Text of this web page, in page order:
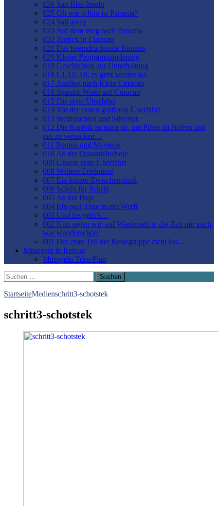
026 San Blas Inseln
025 Oh wie schön ist Panama?
024 Sail away
023 Auf dem Weg nach Panama
022 Zurück in Curacao
021 Das beeindruckende Bonaire
020 Kleine Programmänderung
019 Geschichten zur Unterhaltung
018 Ui, Ui, Ui, es geht wieder los
017 Ausflug nach Klein Curacao
016 Spanish Water auf Curacao
015 Die erste Überfahrt
014 Vor der ersten größeren Überfahrt
013 Weihnachten und Silvester
012 Die Karibik ist dazu da, um Pläne zu ändern und
um zu versacken…
011 Bequia und Mayreau
010 An der Quarantäneboje
009 Unsere erste Überfahrt
008 Weitere Erlebnisse
007 Ein kurzer Zwischenstand
006 Schritt für Schritt
005 An der Boje
004 Ein paar Tage in der Werft
003 Und los geht’s…
002 Nun sagen wir, auf Wiederseh’n, die Zeit mir euch,
war wunderschön!
001 Der erste Teil der Reisegruppe zieht los…
Mitsegeln & Retreat
Mitsegeln Törn-Plan
Suchen
nach:
StartseiteMedienschritt3-schotstek
schritt3-schotstek